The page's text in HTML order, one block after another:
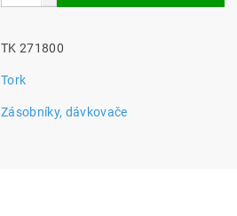
TK 271800
Tork
Zásobníky, dávkovače